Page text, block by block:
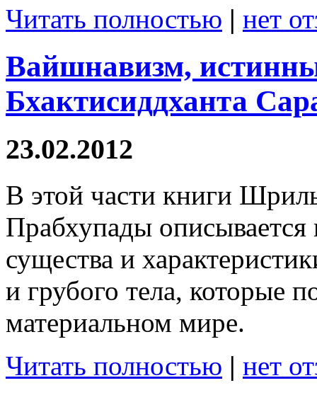
Читать полностью | нет
Вайшнавизм,
Бхактисиддханта
23.02.2012
В этой части книги
Прабхупады
существа и
и грубого тела, которые
материальном мире.
Читать полностью | нет